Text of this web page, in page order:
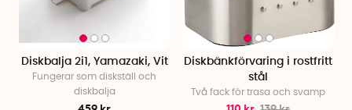
Diskbalja 2i1, Yamazaki, Vit
Fungerar som diskställ och
diskbalja
Diskbänkförvaring i rostfritt
stål
Två fack för trasa och svamp